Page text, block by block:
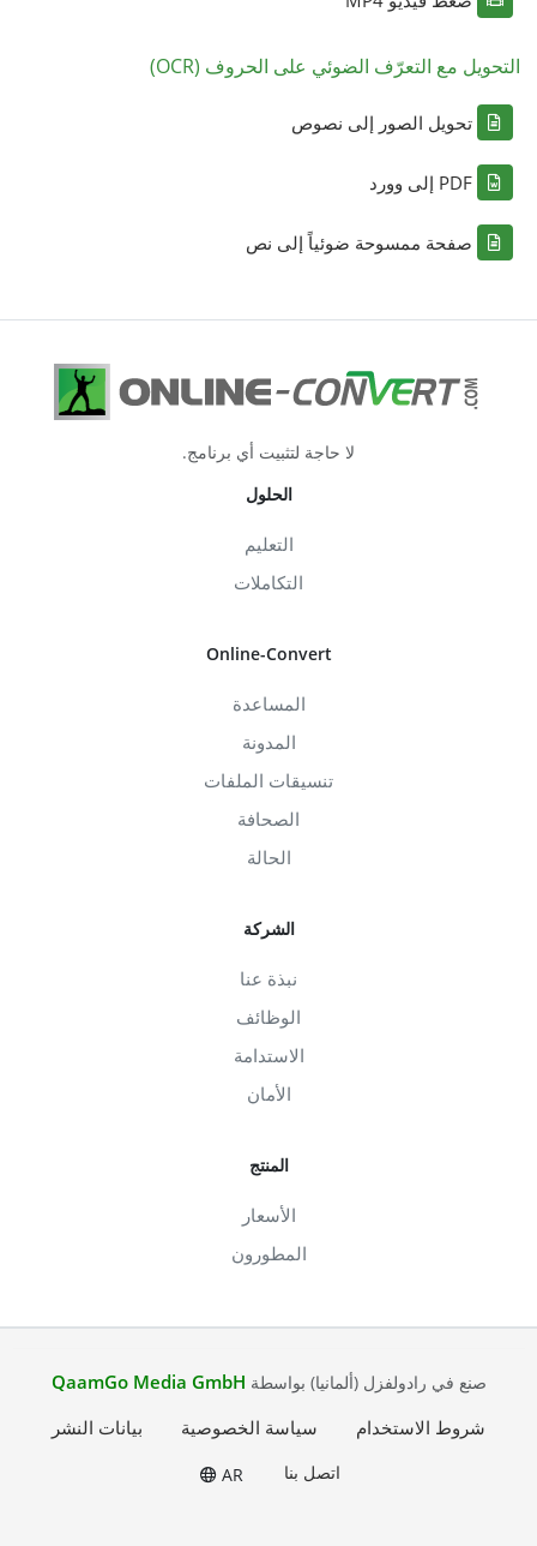
التحويل مع التعرّف الضوئي على الحروف (OCR)
تحويل الصور إلى نصوص
PDF إلى وورد
صفحة ممسوحة ضوئياً إلى نص
لا حاجة لتثبيت أي برنامج.
الحلول
التعليم
التكاملات
Online-Convert
المساعدة
المدونة
تنسيقات الملفات
الصحافة
الحالة
الشركة
نبذة عنا
الوظائف
الاستدامة
الأمان
المنتج
الأسعار
المطورون
صنع في رادولفزل (ألمانيا) بواسطة QaamGo Media GmbH
شروط الاستخدام
سياسة الخصوصية بيانات النشر
اتصل بنا AR